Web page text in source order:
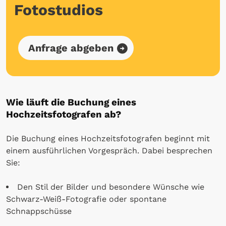
Fotostudios
Anfrage abgeben
Wie läuft die Buchung eines
Hochzeitsfotografen ab?
Die Buchung eines Hochzeitsfotografen beginnt mit
einem ausführlichen Vorgespräch. Dabei besprechen
Sie:
Den Stil der Bilder und besondere Wünsche wie
Schwarz-Weiß-Fotografie oder spontane
Schnappschüsse